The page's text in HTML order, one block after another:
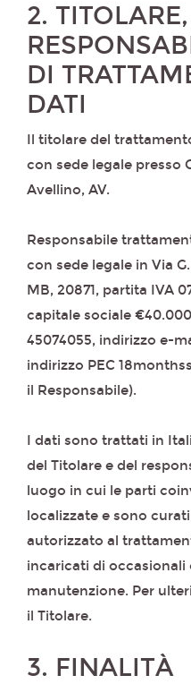
2. TITOLARE,
DI
DATI
Il titolare del
con sede legale presso
Avellino, AV.
Responsabile
con sede legale in Via
MB, 20871, partita IVA
capitale sociale
45074055, indirizzo e-
indirizzo PEC
il Responsabile).
I dati sono trattati in
del Titolare e del
luogo in cui le parti
localizzate e sono
autorizzato al
incaricati di occasionali
manutenzione. Per
il Titolare.
3. FINALITÀ